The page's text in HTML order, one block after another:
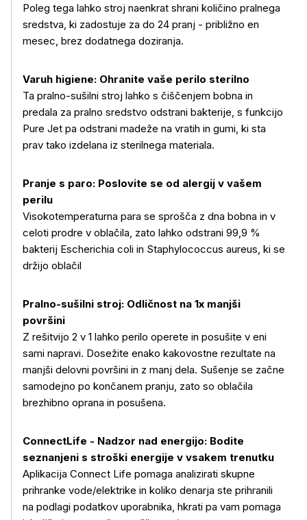
Poleg tega lahko stroj naenkrat shrani količino pralnega
sredstva, ki zadostuje za do 24 pranj - približno en
mesec, brez dodatnega doziranja.
Varuh higiene: Ohranite vaše perilo sterilno
Ta pralno-sušilni stroj lahko s čiščenjem bobna in
predala za pralno sredstvo odstrani bakterije, s funkcijo
Pure Jet pa odstrani madeže na vratih in gumi, ki sta
prav tako izdelana iz sterilnega materiala.
Pranje s paro: Poslovite se od alergij v vašem
perilu
Visokotemperaturna para se sprošča z dna bobna in v
celoti prodre v oblačila, zato lahko odstrani 99,9 %
bakterij Escherichia coli in Staphylococcus aureus, ki se
držijo oblačil
Pralno-sušilni stroj: Odličnost na 1x manjši
površini
Z rešitvijo 2 v 1 lahko perilo operete in posušite v eni
sami napravi. Dosežite enako kakovostne rezultate na
manjši delovni površini in z manj dela. Sušenje se začne
samodejno po končanem pranju, zato so oblačila
brezhibno oprana in posušena.
ConnectLife - Nadzor nad energijo: Bodite
seznanjeni s stroški energije v vsakem trenutku
Aplikacija Connect Life pomaga analizirati skupne
prihranke vode/elektrike in koliko denarja ste prihranili
na podlagi podatkov uporabnika, hkrati pa vam pomaga